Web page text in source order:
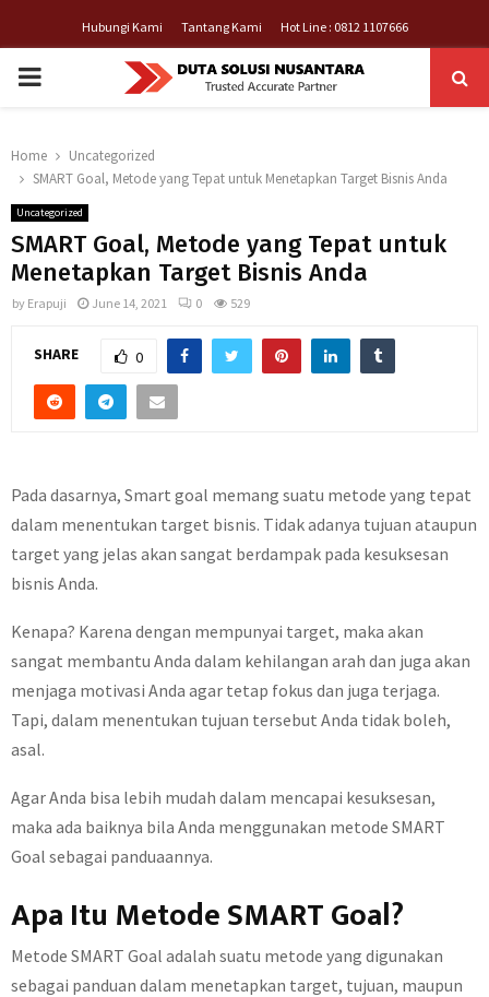
Hubungi Kami Tantang Kami Hot Line : 0812 1107666
PRIMARY
Home
Uncategorized
SMART Goal, Metode yang Tepat untuk Menetapkan Target Bisnis Anda
Uncategorized
SMART Goal, Metode yang Tepat untuk
Menetapkan Target Bisnis Anda
by Erapuji June 14, 2021 0 529
SHARE 0
Pada dasarnya, Smart goal memang suatu metode yang tepat
dalam menentukan target bisnis. Tidak adanya tujuan ataupun
target yang jelas akan sangat berdampak pada kesuksesan
bisnis Anda.
Kenapa? Karena dengan mempunyai target, maka akan
sangat membantu Anda dalam kehilangan arah dan juga akan
menjaga motivasi Anda agar tetap fokus dan juga terjaga.
Tapi, dalam menentukan tujuan tersebut Anda tidak boleh,
asal.
Agar Anda bisa lebih mudah dalam mencapai kesuksesan,
maka ada baiknya bila Anda menggunakan metode SMART
Goal sebagai panduaannya.
Apa Itu Metode SMART Goal?
Metode SMART Goal adalah suatu metode yang digunakan
sebagai panduan dalam menetapkan target, tujuan, maupun